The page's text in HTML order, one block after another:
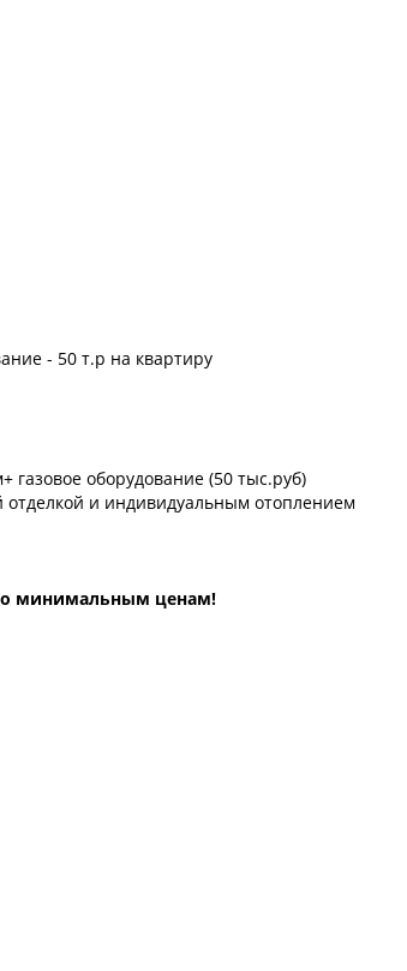
- 50 т.р на квартиру
газовое оборудование (50 тыс.руб)
и индивидуальным отоплением
минимальным ценам!